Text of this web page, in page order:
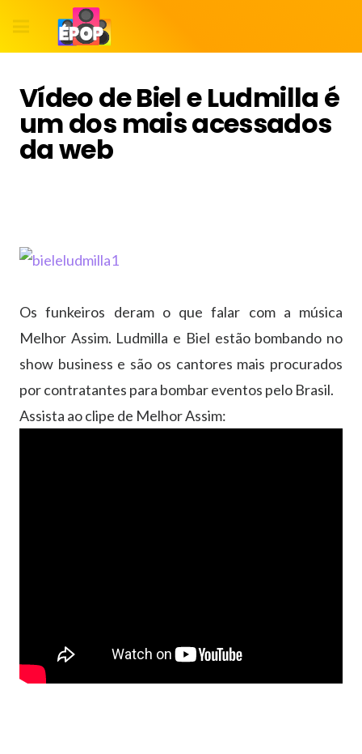
Vídeo de Biel e Ludmilla é
um dos mais acessados
da web
Os funkeiros deram o que falar com a música
Melhor Assim. Ludmilla e Biel estão bombando no
show business e são os cantores mais procurados
por contratantes para bombar eventos pelo Brasil.
Assista ao clipe de Melhor Assim: